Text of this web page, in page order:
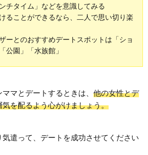
チタイム」などを意識してみる
ることができるなら、二人で思い切り楽
ーとのおすすめデートスポットは「ショ
公園」「水族館」
マとデートするときは、 他の女性とデ
を配るよう心がけましょう。
遣って、デートを成功させてください